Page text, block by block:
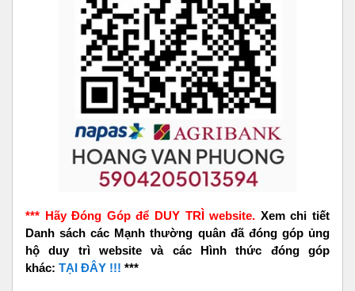
*** Hãy Đóng Góp để DUY TRÌ website. Xem chi tiết
Danh sách các Mạnh thường quân đã đóng góp ủng
hộ duy trì website và các Hình thức đóng góp
khác: TẠI ĐÂY !!! ***